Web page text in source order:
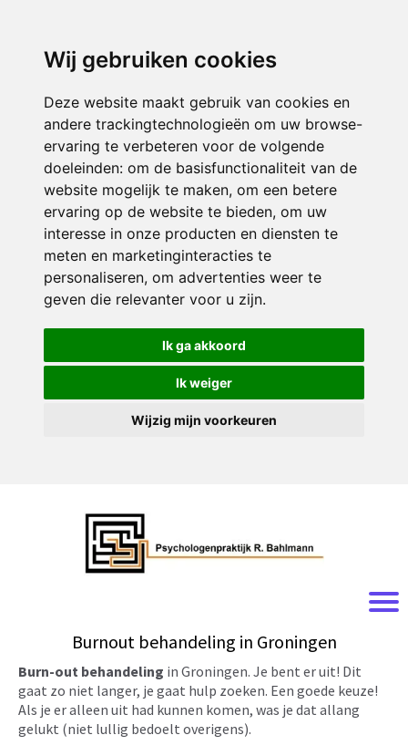
Wij gebruiken cookies
Deze website maakt gebruik van cookies en
andere trackingtechnologieën om uw browse-
ervaring te verbeteren voor de volgende
doeleinden: om de basisfunctionaliteit van de
website mogelijk te maken, om een betere
ervaring op de website te bieden, om uw
interesse in onze producten en diensten te
meten en marketinginteracties te
personaliseren, om advertenties weer te
geven die relevanter voor u zijn.
Ik ga akkoord
Ik weiger
Wijzig mijn voorkeuren
Burnout behandeling in Groningen
Burn-out behandeling in Groningen. Je bent er uit! Dit
gaat zo niet langer, je gaat hulp zoeken. Een goede keuze!
Als je er alleen uit had kunnen komen, was je dat allang
gelukt (niet lullig bedoelt overigens).